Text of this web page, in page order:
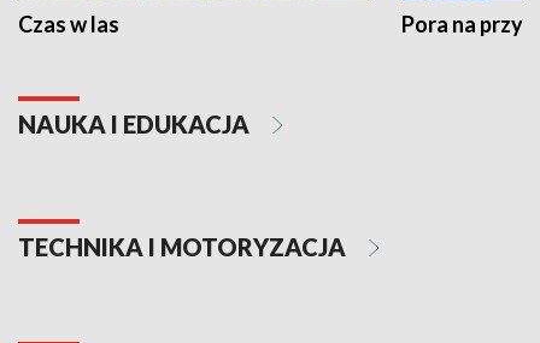
Czas w las Pora na
NAUKA I EDUKACJA
TECHNIKA I MOTORYZACJA